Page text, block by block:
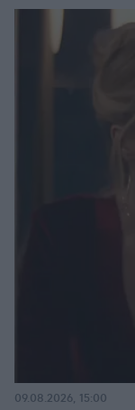
09.08.2026, 15:00